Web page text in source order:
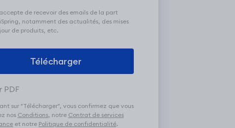
de recevoir des emails de la part
notamment des actualités, des mises
de produits, etc.
PDF
sur "Télécharger", vous confirmez que vous
nos Conditions, notre Contrat de services
et notre Politique de confidentialité.